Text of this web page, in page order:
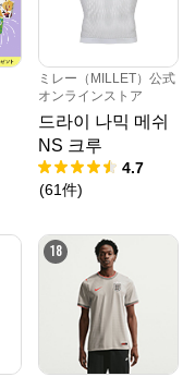
ミレー（MILLET）公式
オンラインストア
드라이 나믹 메쉬
NS 크루
4.7
(61件)
18